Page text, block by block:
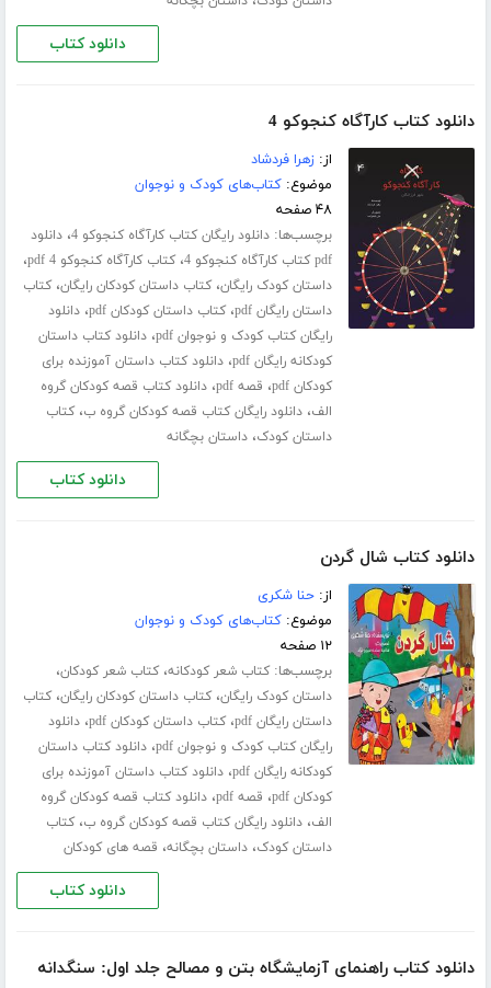
دانلود کتاب
دانلود کتاب کارآگاه کنجوکو 4
از:زهرا فردشاد
موضوع:کتاب‌های کودک و نوجوان
۴۸ صفحه
برچسب‌ها:دانلود رایگان کتاب کارآگاه کنجوکو 4 ،دانلود
pdf کتاب کارآگاه کنجوکو 4
،کتاب کارآگاه کنجوکو 4 pdf ،
داستان کودک رایگان،کتاب داستان کودکان رایگان،کتاب
داستان رایگان pdf
،کتاب داستان کودکان pdf ،دانلود
رایگان کتاب کودک و نوجوان pdf
،دانلود کتاب داستان
کودکانه رایگان pdf
،دانلود کتاب داستان آموزنده برای
کودکان pdf
، قصه pdf ،دانلود کتاب قصه کودکان گروه
الف،دانلود رایگان کتاب قصه کودکان گروه ب،کتاب
داستان کودک،داستان بچگانه
دانلود کتاب
دانلود کتاب شال گردن
از:حنا شکری
موضوع:کتاب‌های کودک و نوجوان
۱۲ صفحه
برچسب‌ها:کتاب شعر کودکانه،کتاب شعر کودکان،
داستان کودک رایگان،کتاب داستان کودکان رایگان،کتاب
داستان رایگان pdf
،کتاب داستان کودکان pdf ،دانلود
رایگان کتاب کودک و نوجوان pdf
،دانلود کتاب داستان
کودکانه رایگان pdf
،دانلود کتاب داستان آموزنده برای
کودکان pdf
، قصه pdf ،دانلود کتاب قصه کودکان گروه
الف،دانلود رایگان کتاب قصه کودکان گروه ب،کتاب
داستان کودک،داستان بچگانه، قصه های کودکان
دانلود کتاب
دانلود کتاب راهنمای آزمایشگاه بتن و مصالح جلد اول: سنگدانه